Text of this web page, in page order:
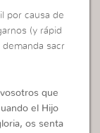
por causa de
(y rápid
sacr
que
el Hijo
os senta